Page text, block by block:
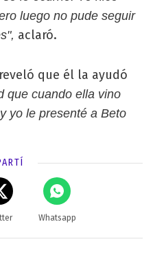
luego no pude seguir
aclaró.
que él la ayudó
que cuando ella vino
yo le presenté a Beto
Whatsapp